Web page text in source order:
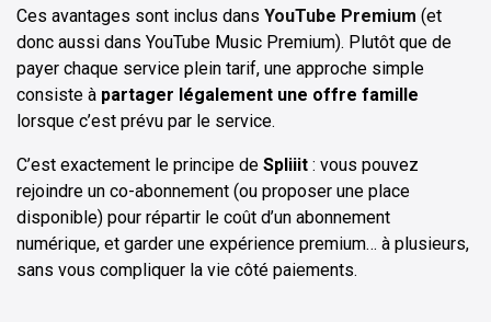
Ces avantages sont inclus dans YouTube Premium (et
donc aussi dans YouTube Music Premium). Plutôt que de
payer chaque service plein tarif, une approche simple
consiste à partager légalement une offre famille
lorsque c’est prévu par le service.
C’est exactement le principe de Spliiit : vous pouvez
rejoindre un co-abonnement (ou proposer une place
disponible) pour répartir le coût d’un abonnement
numérique, et garder une expérience premium… à plusieurs,
sans vous compliquer la vie côté paiements.